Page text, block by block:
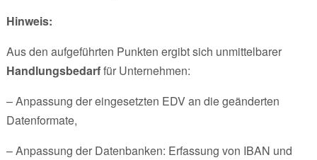
Hinweis:
Aus den aufgeführten Punkten ergibt sich unmittelbarer
Handlungsbedarffür Unternehmen:
– Anpassung der eingesetzten EDV an die geänderten
Datenformate,
– Anpassung der Datenbanken: Erfassung von IBAN und